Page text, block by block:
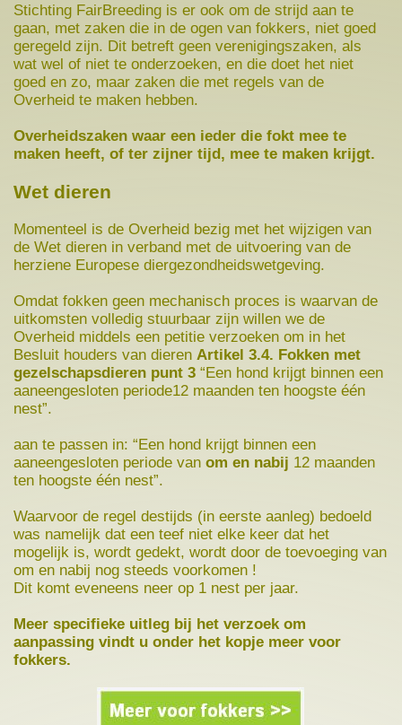
Stichting FairBreeding is er ook om de strijd aan te
gaan, met zaken die in de ogen van fokkers, niet goed
geregeld zijn. Dit betreft geen verenigingszaken, als
wat wel of niet te onderzoeken, en die doet het niet
goed en zo, maar zaken die met regels van de
Overheid te maken hebben.
Overheidszaken waar een ieder die fokt mee te
maken heeft, of ter zijner tijd, mee te maken krijgt.
Wet dieren
Momenteel is de Overheid bezig met het wijzigen van
de Wet dieren in verband met de uitvoering van de
herziene Europese diergezondheidswetgeving.
Omdat fokken geen mechanisch proces is waarvan de
uitkomsten volledig stuurbaar zijn willen we de
Overheid middels een petitie verzoeken om in het
Besluit houders van dieren Artikel 3.4. Fokken met
gezelschapsdieren punt 3 “Een hond krijgt binnen een
aaneengesloten periode12 maanden ten hoogste één
nest”.
aan te passen in: “Een hond krijgt binnen een
aaneengesloten periode van om en nabij 12 maanden
ten hoogste één nest”.
Waarvoor de regel destijds (in eerste aanleg) bedoeld
was namelijk dat een teef niet elke keer dat het
mogelijk is, wordt gedekt, wordt door de toevoeging van
om en nabij nog steeds voorkomen !
Dit komt eveneens neer op 1 nest per jaar.
Meer specifieke uitleg bij het verzoek om
aanpassing vindt u onder het kopje meer voor
fokkers.